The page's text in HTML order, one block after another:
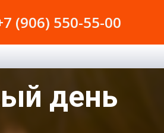
(906) 550-55-00
день